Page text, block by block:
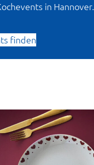
in Hannover.
finden